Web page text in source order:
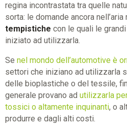
regina incontrastata tra quelle
sorta: le domande ancora
tempistiche con le quali le
iniziato ad utilizzarla.
Se nel mondo dell’automotive è
settori che iniziano ad utilizzarla
delle bioplastiche o del tessile,
generale provano ad utilizzarla
tossici o altamente inquinanti, o
produrre e dagli alti costi.